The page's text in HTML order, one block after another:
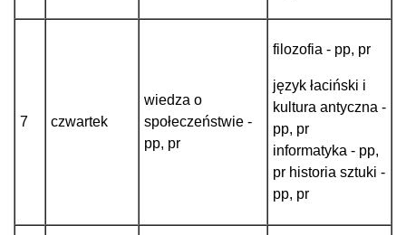
7 czwartek
wiedza o
społeczeństwie -
pp, pr
filozofia - pp, pr
język łaciński i
kultura antyczna -
pp, pr
informatyka - pp,
pr historia sztuki -
pp, pr